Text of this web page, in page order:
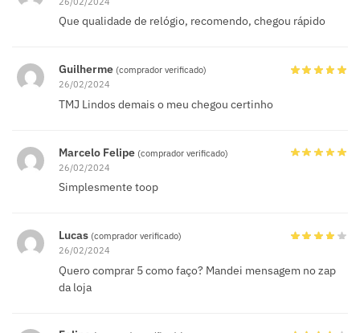
Que qualidade de relógio, recomendo, chegou rápido
Guilherme (comprador verificado)
26/02/2024
TMJ Lindos demais o meu chegou certinho
Marcelo Felipe (comprador verificado)
26/02/2024
Simplesmente toop
Lucas (comprador verificado)
26/02/2024
Quero comprar 5 como faço? Mandei mensagem no zap
da loja